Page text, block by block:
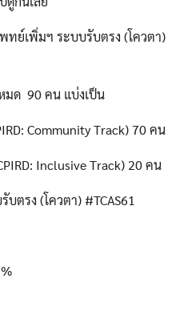
มด 90 คน แบ่งเป็น
Community Track) 70 คน
Inclusive Track) 20 คน